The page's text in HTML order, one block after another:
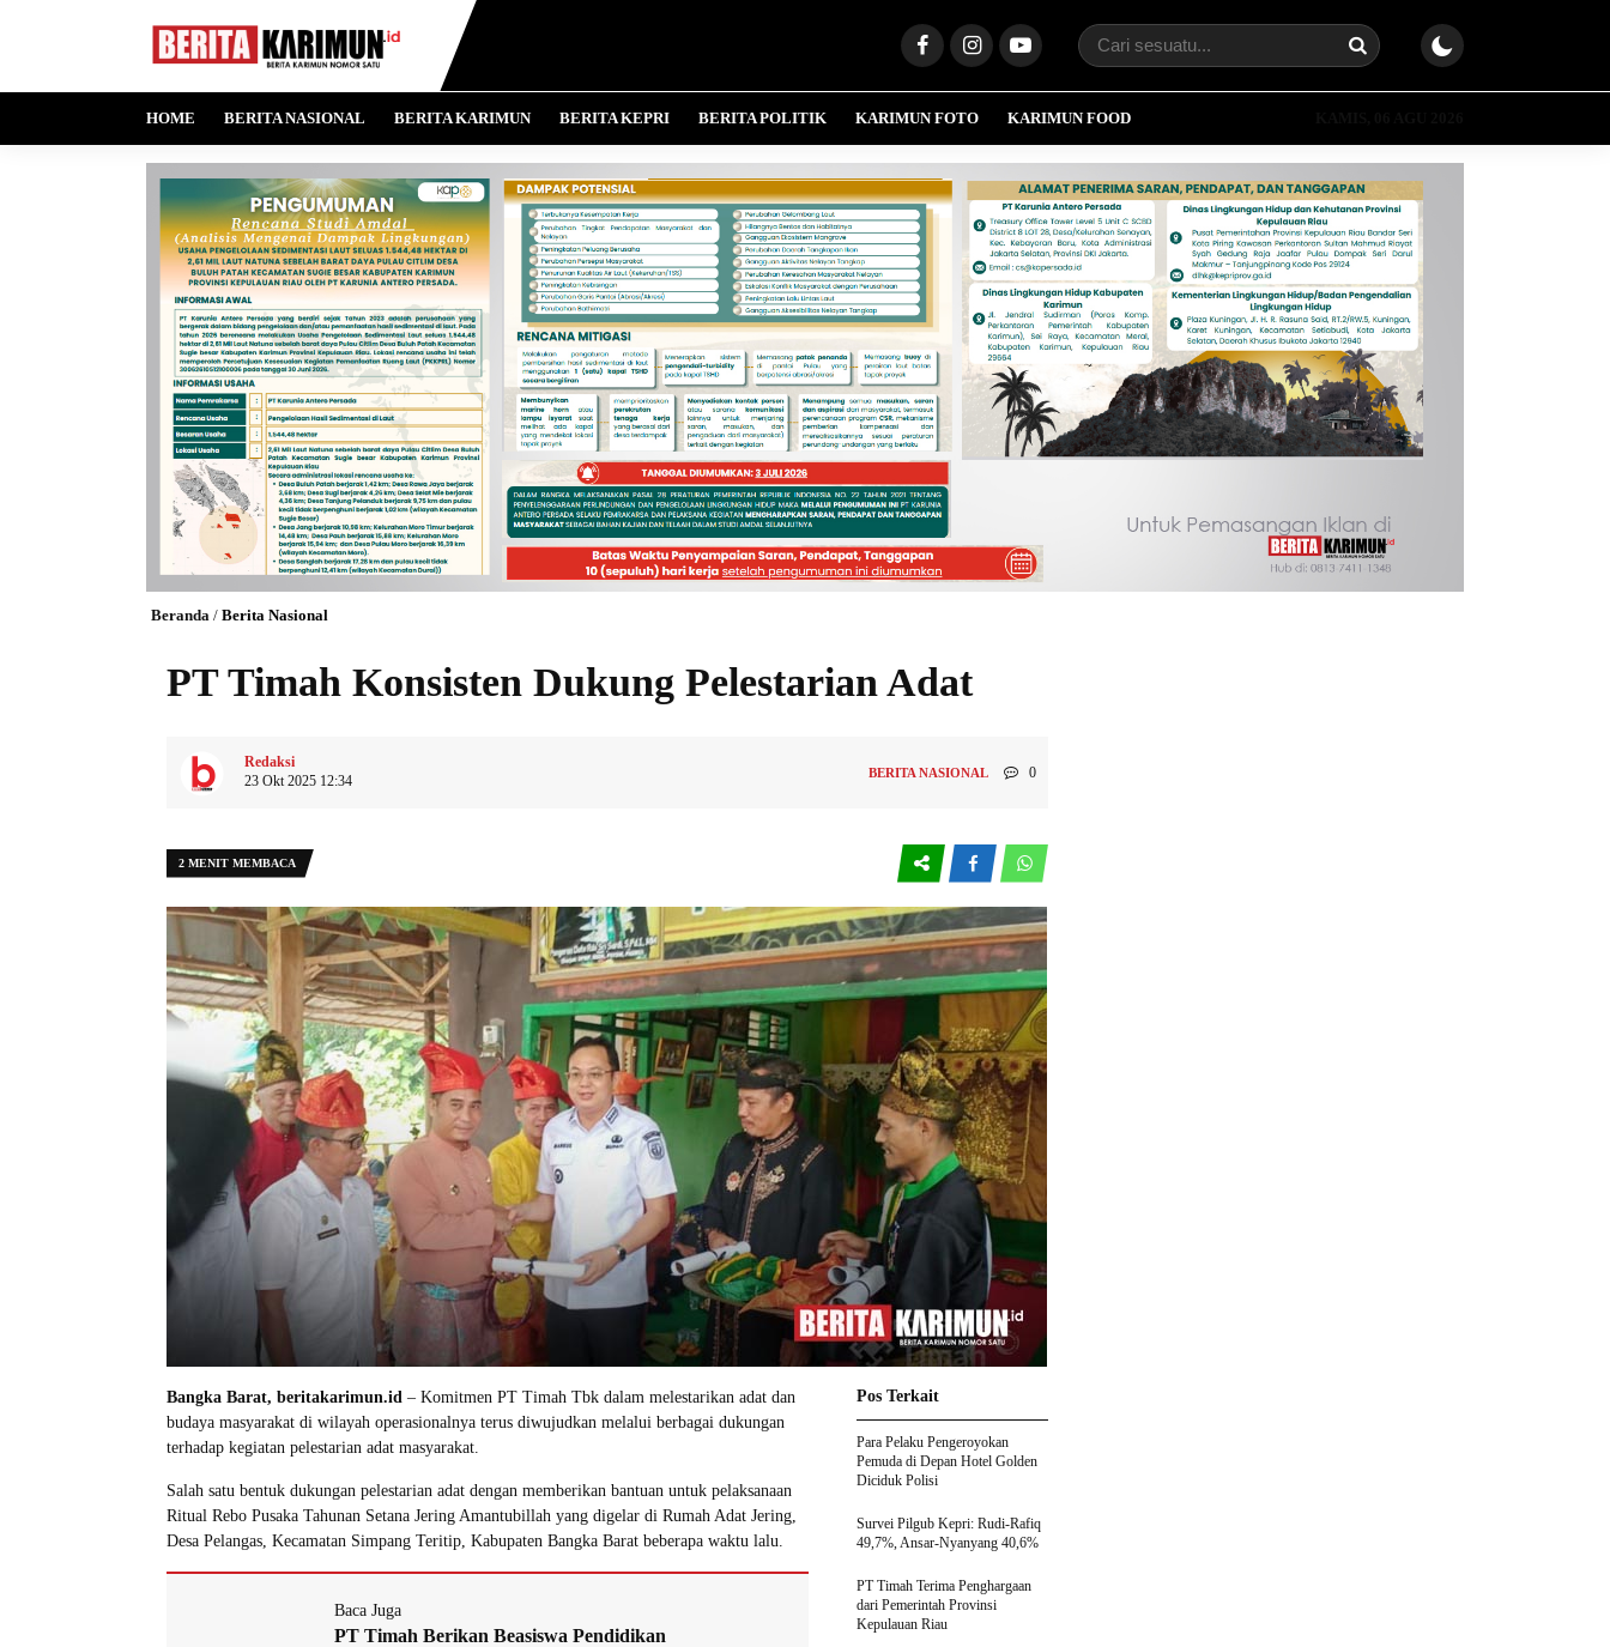
HOME BERITA NASIONAL BERITA KARIMUN BERITA KEPRI BERITA POLITIK KARIMUN FOTO KARIMUN FOOD
Beranda / Berita Nasional
PT Timah Konsisten Dukung Pelestarian Adat
Redaksi
23 Okt 2025 12:34
BERITA NASIONAL 0
2 MENIT MEMBACA
Bangka Barat, beritakarimun.id – Komitmen PT Timah Tbk dalam melestarikan adat dan
budaya masyarakat di wilayah operasionalnya terus diwujudkan melalui berbagai dukungan
terhadap kegiatan pelestarian adat masyarakat.
Salah satu bentuk dukungan pelestarian adat dengan memberikan bantuan untuk pelaksanaan
Ritual Rebo Pusaka Tahunan Setana Jering Amantubillah yang digelar di Rumah Adat Jering,
Desa Pelangas, Kecamatan Simpang Teritip, Kabupaten Bangka Barat beberapa waktu lalu.
Baca Juga
PT Timah Berikan Beasiswa Pendidikan
Pos Terkait
Para Pelaku Pengeroyokan
Pemuda di Depan Hotel Golden
Diciduk Polisi
Survei Pilgub Kepri: Rudi-Rafiq
49,7%, Ansar-Nyanyang 40,6%
PT Timah Terima Penghargaan
dari Pemerintah Provinsi
Kepulauan Riau